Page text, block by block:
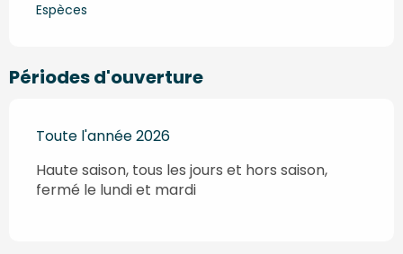
Espèces
Périodes d'ouverture
Toute l'année 2026
Haute saison, tous les jours et hors saison,
fermé le lundi et mardi